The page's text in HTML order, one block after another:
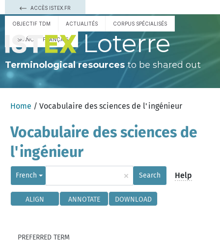
ACCÈS ISTEX.FR
OBJECTIF TDM ACTUALITÉS CORPUS SPÉCIALISÉS
ESPAÑOL FRANÇAIS Loterre
Terminological resourcesto be shared out
Home / Vocabulaire des sciences de l'ingénieur
Vocabulaire des sciences de
l'ingénieur
French × Search Help
ALIGN ANNOTATE DOWNLOAD
PREFERRED TERM